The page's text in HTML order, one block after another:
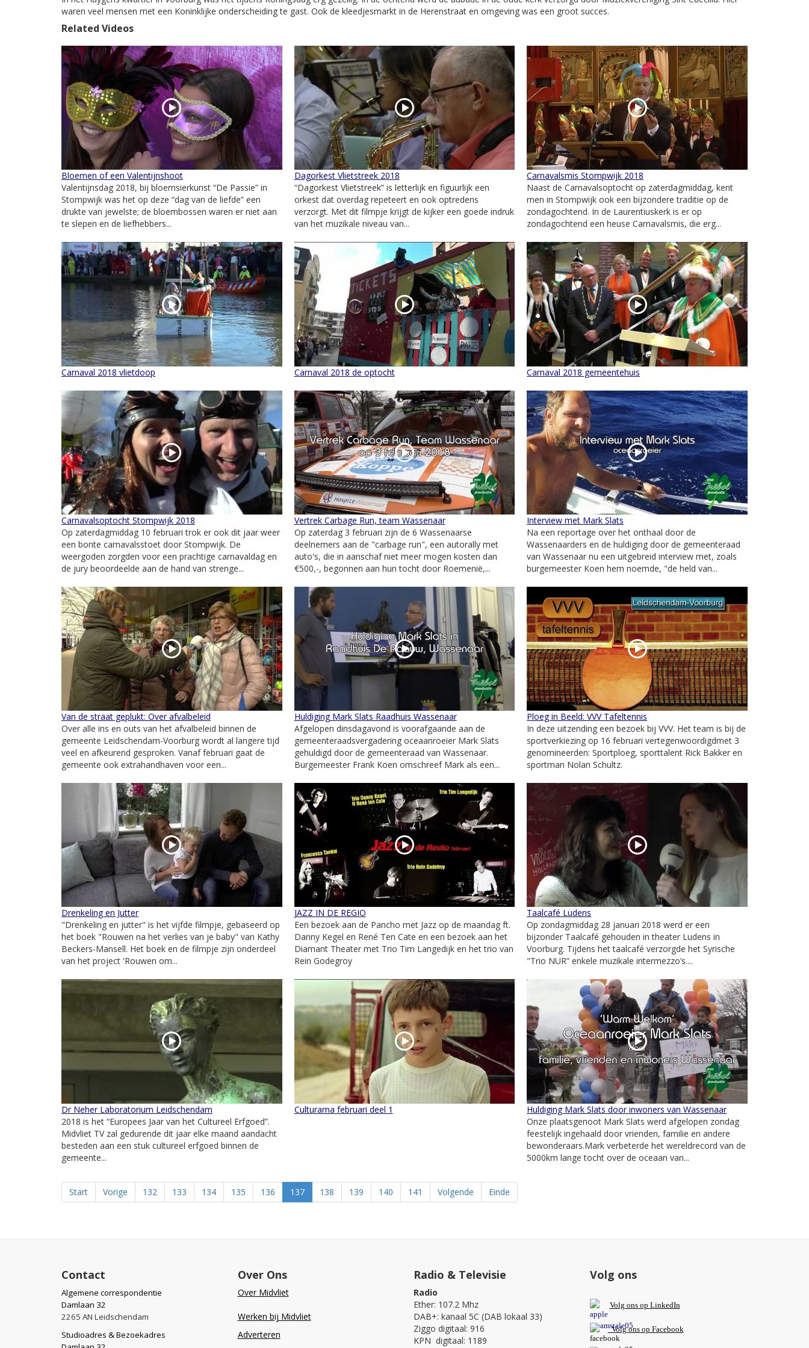
waren veel mensen met een Koninklijke onderscheiding te gast. Ook de kleedjesmarkt in de Herenstraat en omgeving was een groot succes.
Related Videos
Bloemen of een Valentijnshoot
Valentijnsdag 2018, bij bloemsierkunst “De Passie” in
Stompwijk was het op deze “dag van de liefde” een
drukte van jewelste; de bloembossen waren er niet aan
te slepen en de liefhebbers...
Dagorkest Vlietstreek 2018
“Dagorkest Vlietstreek” is letterlijk en figuurlijk een
orkest dat overdag repeteert en ook optredens
verzorgt. Met dit filmpje krijgt de kijker een goede indruk
van het muzikale niveau van...
Carnavalsmis Stompwijk 2018
Naast de Carnavalsoptocht op zaterdagmiddag, kent
men in Stompwijk ook een bijzondere traditie op de
zondagochtend. In de Laurentiuskerk is er op
zondagochtend een heuse Carnavalsmis, die erg...
Carnaval 2018 vlietdoop Carnaval 2018 de optocht Carnaval 2018 gemeentehuis
Carnavalsoptocht Stompwijk 2018
Op zaterdagmiddag 10 februari trok er ook dit jaar weer
een bonte carnavalsstoet door Stompwijk. De
weergoden zorgden voor een prachtige carnavaldag en
de jury beoordeelde aan de hand van strenge...
Vertrek Carbage Run, team Wassenaar
Op zaterdag 3 februari zijn de 6 Wassenaarse
deelnemers aan de "carbage run", een autorally met
auto's, die in aanschaf niet meer mogen kosten dan
€500,-, begonnen aan hun tocht door Roemenië,...
Interview met Mark Slats
Na een reportage over het onthaal door de
Wassenaarders en de huldiging door de gemeenteraad
van Wassenaar nu een uitgebreid interview met, zoals
burgemeester Koen hem noemde, "de held van...
Van de straat geplukt: Over afvalbeleid
Over alle ins en outs van het afvalbeleid binnen de
gemeente Leidschendam-Voorburg wordt al langere tijd
veel en afkeurend gesproken. Vanaf februari gaat de
gemeente ook extrahandhaven voor een...
Huldiging Mark Slats Raadhuis Wassenaar
Afgelopen dinsdagavond is voorafgaande aan de
gemeenteraadsvergadering oceaanroeier Mark Slats
gehuldigd door de gemeenteraad van Wassenaar.
Burgemeester Frank Koen omschreef Mark als een...
Ploeg in Beeld: VVV Tafeltennis
In deze uitzending een bezoek bij VVV. Het team is bij de
sportverkiezing op 16 februari vertegenwoordigdmet 3
genomineerden: Sportploeg, sporttalent Rick Bakker en
sportman Nolan Schultz.
Drenkeling en Jutter
"Drenkeling en jutter" is het vijfde filmpje, gebaseerd op
het boek "Rouwen na het verlies van je baby" van Kathy
Beckers-Mansell. Het boek en de filmpje zijn onderdeel
van het project 'Rouwen om...
JAZZ IN DE REGIO
Een bezoek aan de Pancho met Jazz op de maandag ft.
Danny Kegel en René Ten Cate en een bezoek aan het
Diamant Theater met Trio Tim Langedijk en het trio van
Rein Godegroy
Taalcafé Ludens
Op zondagmiddag 28 januari 2018 werd er een
bijzonder Taalcafé gehouden in theater Ludens in
Voorburg. Tijdens het taalcafé verzorgde het Syrische
"Trio NUR” enkele muzikale intermezzo’s....
Dr Neher Laboratorium Leidschendam
2018 is het “Europees Jaar van het Cultureel Erfgoed”.
Midvliet TV zal gedurende dit jaar elke maand aandacht
besteden aan een stuk cultureel erfgoed binnen de
gemeente...
Culturama februari deel 1
Huldiging Mark Slats door inwoners van Wassenaar
Onze plaatsgenoot Mark Slats werd afgelopen zondag
feestelijk ingehaald door vrienden, familie en andere
bewonderaars.Mark verbeterde het wereldrecord van de
5000km lange tocht over de oceaan van...
Start Vorige 132 133 134 135 136 137 138 139 140 141 Volgende Einde
Contact
Algemene correspondentie
Damlaan 32
2265 AN Leidschendam
Studioadres & Bezoekadres
Over Ons
Over Midvliet
Werken bij Midvliet
Adverteren
Radio & Televisie
Radio
Ether: 107.2 Mhz
DAB+: kanaal 5C (DAB lokaal 33)
Ziggo digitaal: 916
KPN digitaal: 1189
Volg ons
Volg ons op LinkedIn
Volg ons op Facebook